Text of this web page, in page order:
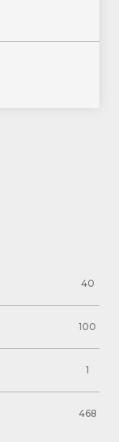
40
100
1
468